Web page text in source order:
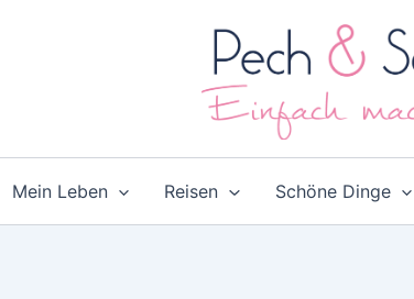
Mein Leben Reisen Schöne Dinge